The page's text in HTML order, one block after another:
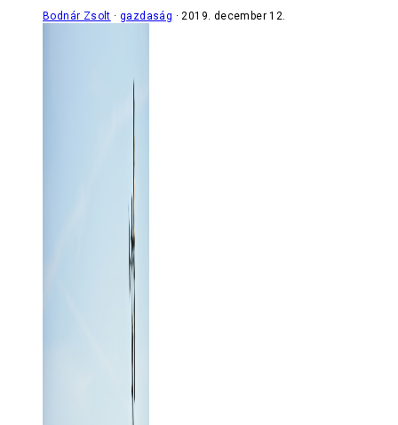
Bodnár Zsolt gazdaság 2019. december 12.